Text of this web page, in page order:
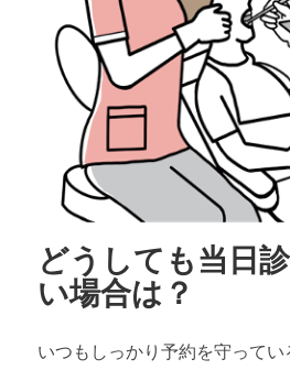
どうしても当日
い場合は？
いつもしっかり予約を守って